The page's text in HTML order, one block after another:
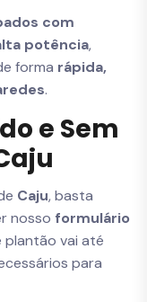
com
potência,
forma rápida,
.
e Sem
Caju, basta
nosso formulário
plantão vai até
para